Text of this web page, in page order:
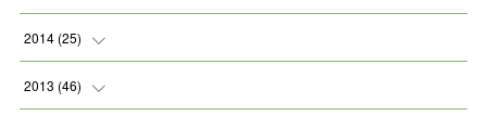
(1
(2
(1
(1
(4
(2
(7
2014 (25)
(4
2013 (46)